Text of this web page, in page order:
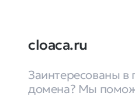
cloaca.ru
Заинтересованы в
домена? Мы